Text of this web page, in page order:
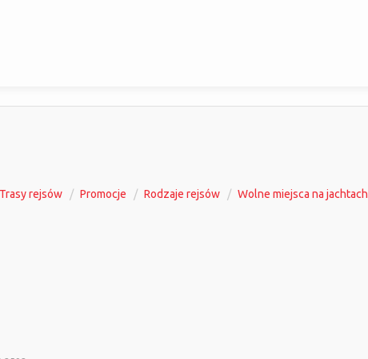
Trasy rejsów Promocje Rodzaje rejsów Wolne miejsca na jachtach